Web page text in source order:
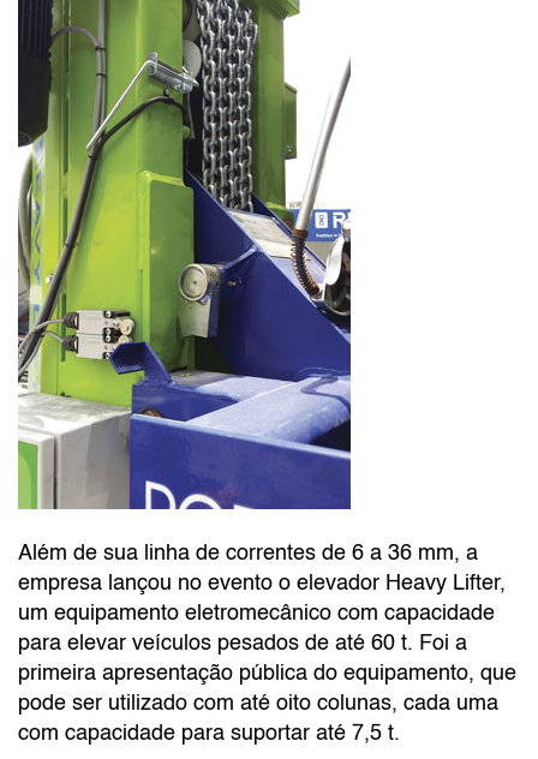
Além de sua linha de correntes de 6 a 36 mm, a
empresa lançou no evento o elevador Heavy Lifter,
um equipamento eletromecânico com capacidade
para elevar veículos pesados de até 60 t. Foi a
primeira apresentação pública do equipamento, que
pode ser utilizado com até oito colunas, cada uma
com capacidade para suportar até 7,5 t.